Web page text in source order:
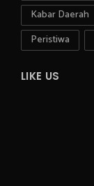
Kabar Daerah
Peristiwa
LIKE US